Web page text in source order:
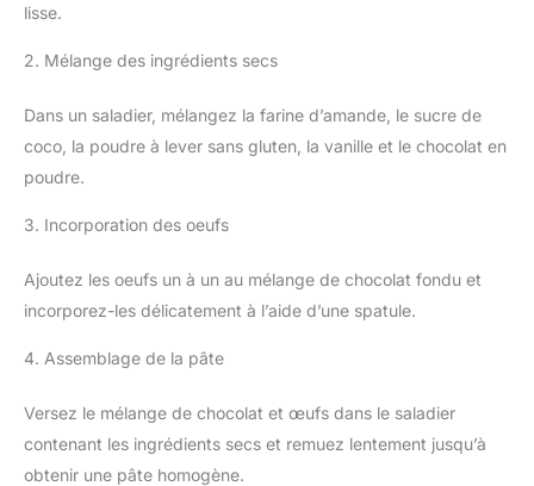
lisse.
2. Mélange des ingrédients secs
Dans un saladier, mélangez la farine d’amande, le sucre de
coco, la poudre à lever sans gluten, la vanille et le chocolat en
poudre.
3. Incorporation des oeufs
Ajoutez les oeufs un à un au mélange de chocolat fondu et
incorporez-les délicatement à l’aide d’une spatule.
4. Assemblage de la pâte
Versez le mélange de chocolat et œufs dans le saladier
contenant les ingrédients secs et remuez lentement jusqu’à
obtenir une pâte homogène.